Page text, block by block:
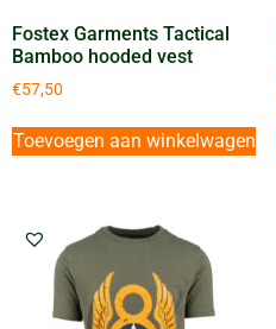
Fostex Garments Tactical
Bamboo hooded vest
€57,50
Toevoegen aan winkelwagen